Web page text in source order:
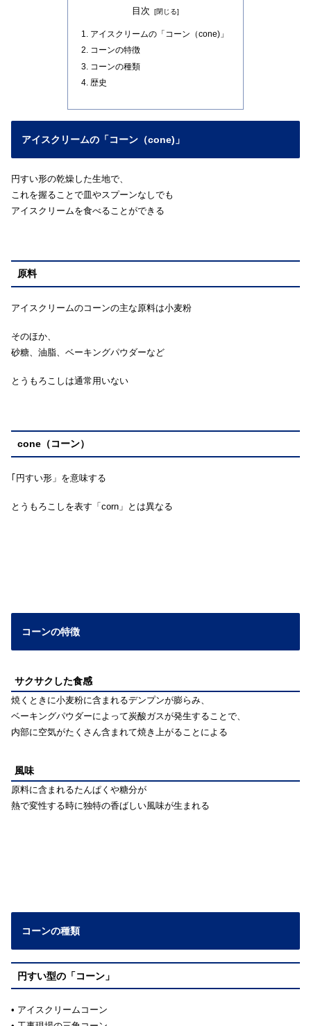
目次
アイスクリームの「コーン（cone)」
コーンの特徴
コーンの種類
歴史
アイスクリームの「コーン（cone)」
円すい形の乾燥した生地で、
これを握ることで皿やスプーンなしでも
アイスクリームを食べることができる
原料
アイスクリームのコーンの主な原料は小麦粉
そのほか、
砂糖、油脂、ベーキングパウダーなど
とうもろこしは通常用いない
cone（コーン）
｢円すい形」を意味する
とうもろこしを表す「corn」とは異なる
コーンの特徴
サクサクした食感
焼くときに小麦粉に含まれるデンプンが膨らみ、
ベーキングパウダーによって炭酸ガスが発生することで、
内部に空気がたくさん含まれて焼き上がることによる
風味
原料に含まれるたんぱくや糖分が
熱で変性する時に独特の香ばしい風味が生まれる
コーンの種類
円すい型の「コーン」
• アイスクリームコーン